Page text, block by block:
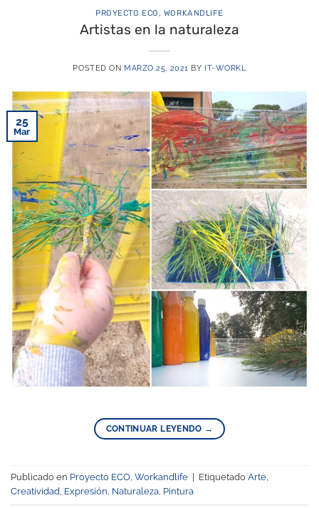
PROYECTO ECO, WORKANDLIFE
Artistas en la naturaleza
POSTED ON MARZO 25, 2021 BY IT-WORKL
25
Mar
CONTINUAR LEYENDO →
Publicado en Proyecto ECO, Workandlife Etiquetado Arte,
Creatividad, Expresión, Naturaleza, Pintura